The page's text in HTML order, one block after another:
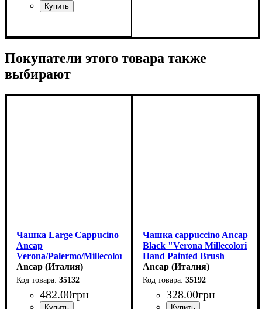
Покупатели этого товара также
выбирают
Чашка Large Cappucino
Ancap
Verona/Palermo/Millecolori
35132, ручная роспись,
260мл
Ancap (Италия)
35132
482.00грн
Чашка cappuccino Ancap
Black "Verona Millecolori
Hand Painted Brush
stroke A with handle"
(180 мл)
Ancap (Италия)
35192
328.00грн